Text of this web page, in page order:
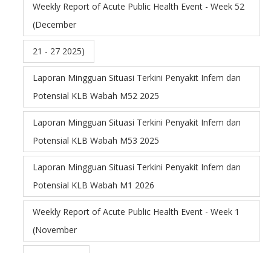
Weekly Report of Acute Public Health Event - Week 52
(December
21 - 27 2025)
Laporan Mingguan Situasi Terkini Penyakit Infem dan
Potensial KLB Wabah M52 2025
Laporan Mingguan Situasi Terkini Penyakit Infem dan
Potensial KLB Wabah M53 2025
Laporan Mingguan Situasi Terkini Penyakit Infem dan
Potensial KLB Wabah M1 2026
Weekly Report of Acute Public Health Event - Week 1
(November